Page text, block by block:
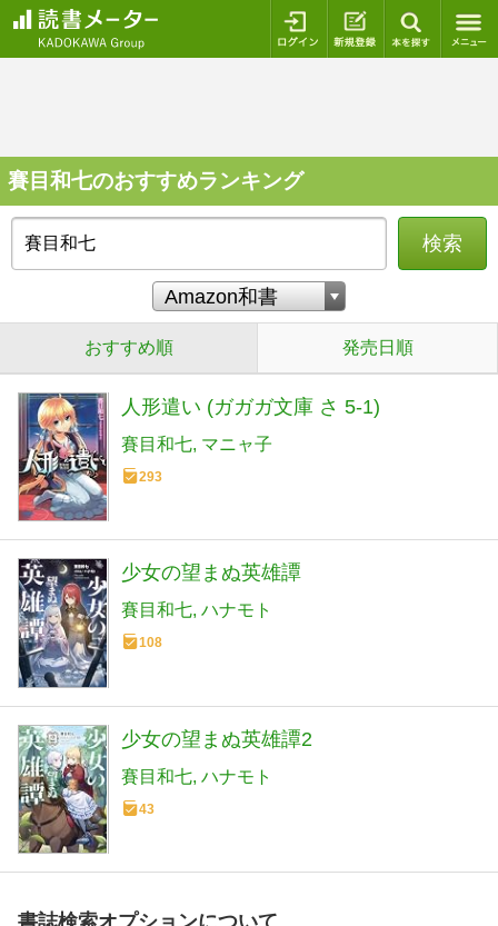
ログイン 新規登録
賽目和七のおすすめランキング
検索
おすすめ順 発売日順
人形遣い (ガガガ文庫 さ 5-1)
賽目和七 マニャ子
293
少女の望まぬ英雄譚
賽目和七 ハナモト
108
少女の望まぬ英雄譚2
賽目和七 ハナモト
43
書誌検索オプションについて